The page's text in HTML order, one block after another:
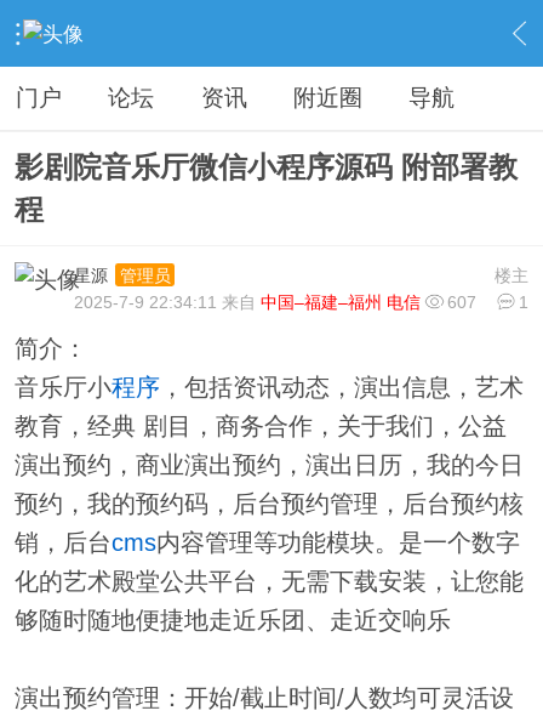
› 分类信息 › 源码模板 › 内容
门户 论坛 资讯 附近圈 导航
影剧院音乐厅微信小程序源码 附部署教
程
楼主
星源
管理员
607
1
2025-7-9 22:34:11 来自 中国–福建–福州 电信
简介：
音乐厅小程序，包括资讯动态，演出信息，艺术
教育，经典 剧目，商务合作，关于我们，公益
演出预约，商业演出预约，演出日历，我的今日
预约，我的预约码，后台预约管理，后台预约核
销，后台cms内容管理等功能模块。是一个数字
化的艺术殿堂公共平台，无需下载安装，让您能
够随时随地便捷地走近乐团、走近交响乐
演出预约管理：开始/截止时间/人数均可灵活设